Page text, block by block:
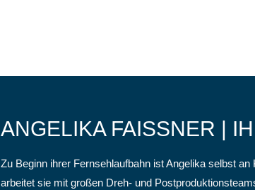
ANGELIKA FAISSNER |
Zu Beginn ihrer Fernsehlaufbahn ist Angelika selbst
arbeitet sie mit großen Dreh- und